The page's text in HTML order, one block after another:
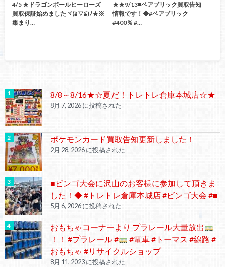
4/5 ★ドラゴンボールヒーローズ
買取保証始めましたヾ(≧▽≦)ﾉ★※
集まり…
★★9/13■ベアブリック買取告知
情報です！◆#ベアブリック
#400％ #…
8/8～8/16★☆夏だ！トレトレ倉庫本城店☆★
8月 7, 2026 に投稿された
ポケモンカード買取告知更新しました！
2月 28, 2026 に投稿された
■ビンゴ大会に沢山のお客様に参加して頂きま
した！◆ #トレトレ倉庫本城店 #ビンゴ大会 #■
5月 6, 2026 に投稿された
おもちゃコーナーより プラレール大量放出
！！ #プラレール #
#電車 #トーマス #線路 #
おもちゃ #リサイクルショップ
8月 11, 2023 に投稿された